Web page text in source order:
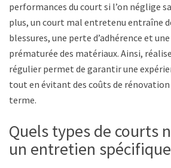
performances du court si l’on néglige
plus, un court mal entretenu entraîne
blessures, une perte d’adhérence et
prématurée des matériaux. Ainsi,
régulier permet de garantir une
tout en évitant des coûts de rénovation
terme.
Quels types de courts
un entretien